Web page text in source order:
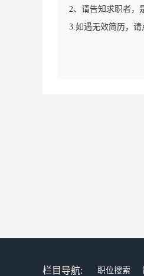
2、请告知求职者，
3.如遇无效简历，
栏目导航: 职位搜索